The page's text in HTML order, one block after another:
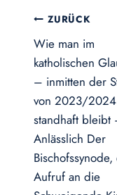
ZURÜCK
Wie man im
katholischen
– inmitten der
von 2023/2024
standhaft bleibt
Anlässlich Der
Bischofssynode,
Aufruf an die